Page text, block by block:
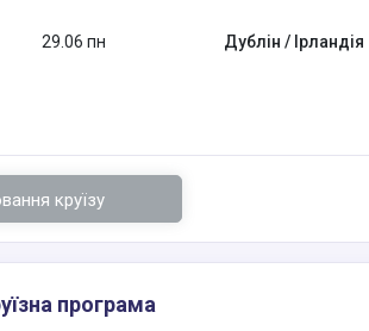
29.06 пн Дублін / Ірландія
круїзу
програма